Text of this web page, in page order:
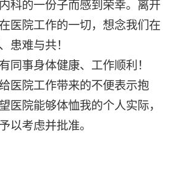
科的一份子而感到荣幸。离开
医院工作的一切，想念我们在
患难与共！
同事身体健康、工作顺利！
医院工作带来的不便表示抱
医院能够体恤我的个人实际，
以考虑并批准。